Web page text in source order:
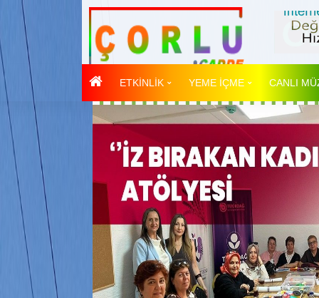
ETKİNLİK YEME İÇME CANLI